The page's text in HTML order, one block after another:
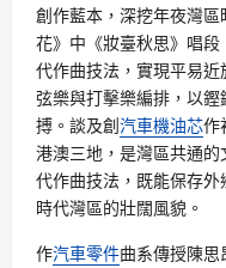
創作藍本，深挖年夜灣
花》中《妝臺秋思》唱
代作曲技法，實現平易
弦樂與打擊樂編排，以
搏。談及創汽車機油芯作
港澳三地，是灣區共通
代作曲技法，既能保存外
時代灣區的壯闊風貌。
作汽車零件曲系傳授陳思